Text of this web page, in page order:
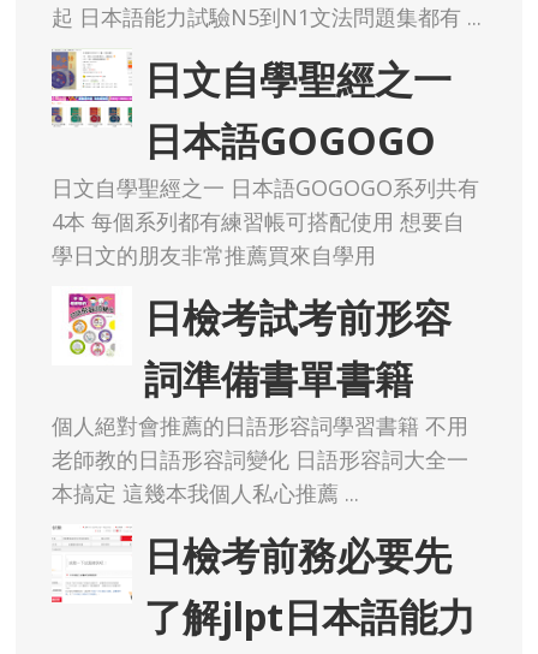
起 日本語能力試驗N5到N1文法問題集都有 ...
日文自學聖經之一
日本語GOGOGO
日文自學聖經之一 日本語GOGOGO系列共有
4本 每個系列都有練習帳可搭配使用 想要自
學日文的朋友非常推薦買來自學用
日檢考試考前形容
詞準備書單書籍
個人絕對會推薦的日語形容詞學習書籍 不用
老師教的日語形容詞變化 日語形容詞大全一
本搞定 這幾本我個人私心推薦 ...
日檢考前務必要先
了解jlpt日本語能力